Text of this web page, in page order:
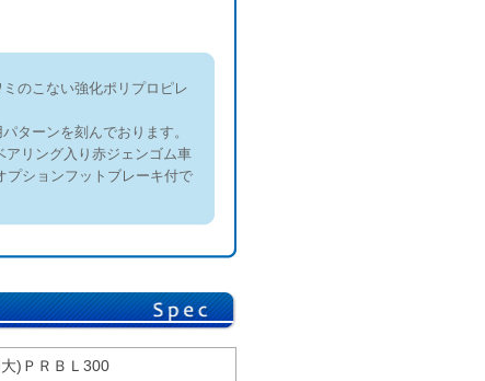
のこない強化ポリプロピレ
ターンを刻んでおります。
アリング入り赤ジェンゴム車
プションフットブレーキ付で
)ＰＲＢＬ300